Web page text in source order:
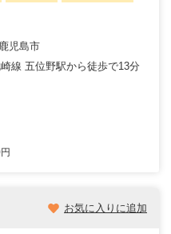
児島市
線 五位野駅から徒歩で13分
お気に入りに追加